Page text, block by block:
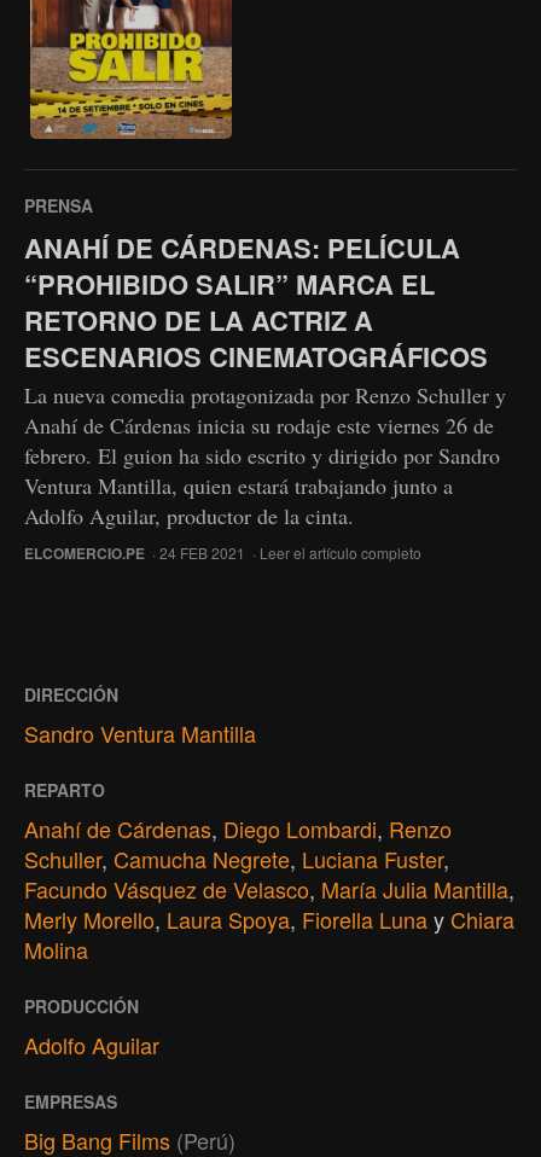
PRENSA
ANAHÍ DE CÁRDENAS: PELÍCULA
“PROHIBIDO SALIR” MARCA EL
RETORNO DE LA ACTRIZ A
ESCENARIOS CINEMATOGRÁFICOS
La nueva comedia protagonizada por Renzo Schuller y
Anahí de Cárdenas inicia su rodaje este viernes 26 de
febrero. El guion ha sido escrito y dirigido por Sandro
Ventura Mantilla, quien estará trabajando junto a
Adolfo Aguilar, productor de la cinta.
ELCOMERCIO.PE · 24 FEB 2021 · Leer el artículo completo
DIRECCIÓN
Sandro Ventura Mantilla
REPARTO
Anahí de Cárdenas, Diego Lombardi, Renzo
Schuller, Camucha Negrete, Luciana Fuster,
Facundo Vásquez de Velasco, María Julia Mantilla,
Merly Morello, Laura Spoya, Fiorella Lunay Chiara
Molina
PRODUCCIÓN
Adolfo Aguilar
EMPRESAS
Big Bang Films (Perú)